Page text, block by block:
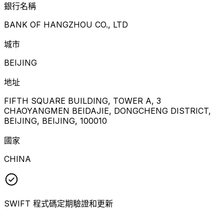
銀行名稱
BANK OF HANGZHOU CO., LTD
城市
BEIJING
地址
FIFTH SQUARE BUILDING, TOWER A, 3
CHAOYANGMEN BEIDAJIE, DONGCHENG DISTRICT,
BEIJING, BEIJING, 100010
國家
CHINA
SWIFT 程式碼定期驗證和更新